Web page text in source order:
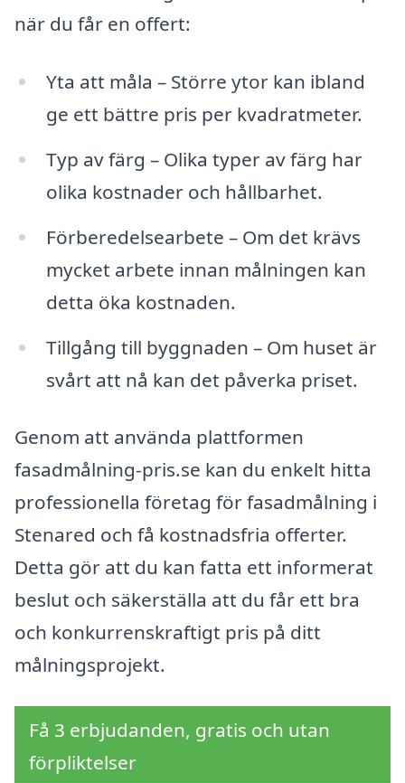
när du får en offert:
Yta att måla – Större ytor kan ibland
ge ett bättre pris per kvadratmeter.
Typ av färg – Olika typer av färg har
olika kostnader och hållbarhet.
Förberedelsearbete – Om det krävs
mycket arbete innan målningen kan
detta öka kostnaden.
Tillgång till byggnaden – Om huset är
svårt att nå kan det påverka priset.
Genom att använda plattformen
fasadmålning-pris.se kan du enkelt hitta
professionella företag för fasadmålning i
Stenared och få kostnadsfria offerter.
Detta gör att du kan fatta ett informerat
beslut och säkerställa att du får ett bra
och konkurrenskraftigt pris på ditt
målningsprojekt.
Få 3 erbjudanden, gratis och utan
förpliktelser